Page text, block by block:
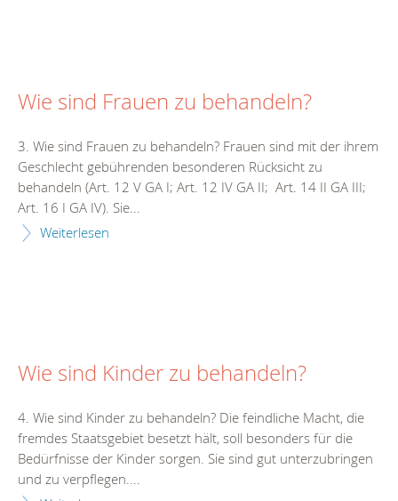
Wie sind Frauen zu behandeln?
3. Wie sind Frauen zu behandeln? Frauen sind mit der ihrem
Geschlecht gebührenden besonderen Rücksicht zu
behandeln (Art. 12 V GA I; Art. 12 IV GA II; Art. 14 II GA III;
Art. 16 I GA IV). Sie...
Weiterlesen
Wie sind Kinder zu behandeln?
4. Wie sind Kinder zu behandeln? Die feindliche Macht, die
fremdes Staatsgebiet besetzt hält, soll besonders für die
Bedürfnisse der Kinder sorgen. Sie sind gut unterzubringen
und zu verpflegen....